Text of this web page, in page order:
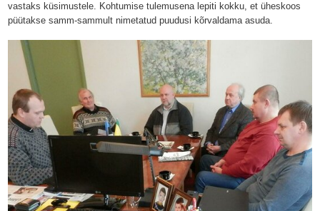
vastaks küsimustele. Kohtumise tulemusena lepiti kokku, et üheskoos
püütakse samm-sammult nimetatud puudusi kõrvaldama asuda.